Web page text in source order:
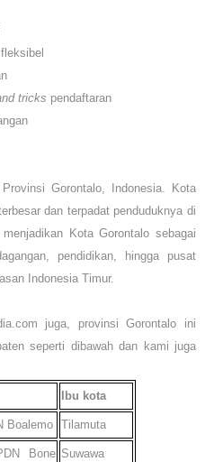
tricks pendaftaran
Gorontalo, Indonesia. Kota
dan terpadat penduduknya di
Kota Gorontalo sebagai
pendidikan, hingga pusat
Indonesia Timur.
juga, provinsi Gorontalo ini
seperti dibawah dan kami juga
Ibu kota
Boalemo Tilamuta
Bone Suwawa